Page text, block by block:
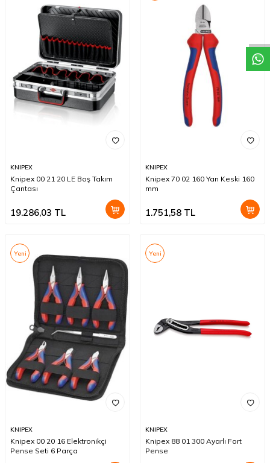
KNIPEX
Knipex 00 21 20 LE Boş Takım
Çantası
19.286,03 TL
KNIPEX
Knipex 70 02 160 Yan Keski 160
mm
1.751,58 TL
Yeni
KNIPEX
Knipex 00 20 16 Elektronikçi
Pense Seti 6 Parça
Yeni
KNIPEX
Knipex 88 01 300 Ayarlı Fort
Pense